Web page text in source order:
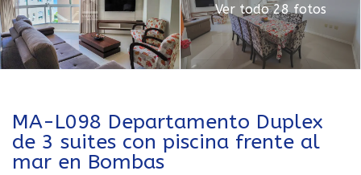
Ver todo 28 fotos
MA-L098 Departamento Duplex
de 3 suites con piscina frente al
mar en Bombas